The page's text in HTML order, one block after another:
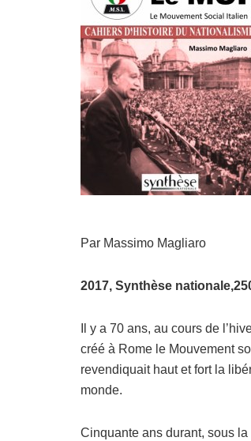
Par Massimo Magliaro
2017, Synthèse
Il y a 70 ans, au cours de
créé à Rome le Mouvement
revendiquait haut et fort la
monde.
Cinquante ans durant, sous